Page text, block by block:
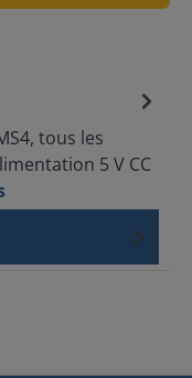
tous les
5 V CC